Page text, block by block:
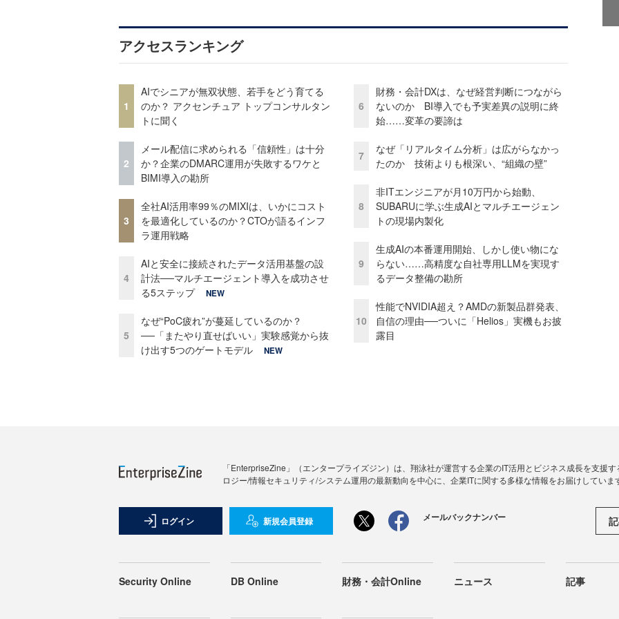
アクセスランキング
1
AIでシニアが無双状態、若手をどう育てる
のか？ アクセンチュア トップコンサルタン
トに聞く
2
メール配信に求められる「信頼性」は十分
か？企業のDMARC運用が失敗するワケと
BIMI導入の勘所
3
全社AI活用率99％のMIXIは、いかにコスト
を最適化しているのか？CTOが語るインフ
ラ運用戦略
4
AIと安全に接続されたデータ活用基盤の設
計法──マルチエージェント導入を成功させ
る5ステップ
NEW
5
なぜ“PoC疲れ”が蔓延しているのか？
──「またやり直せばいい」実験感覚から抜
け出す5つのゲートモデル
NEW
6
財務・会計DXは、なぜ経営判断につながら
ないのか BI導入でも予実差異の説明に終
始……変革の要諦は
7
なぜ「リアルタイム分析」は広がらなかっ
たのか 技術よりも根深い、“組織の壁”
8
非ITエンジニアが月10万円から始動、
SUBARUに学ぶ生成AIとマルチエージェン
トの現場内製化
9
生成AIの本番運用開始、しかし使い物にな
らない……高精度な自社専用LLMを実現す
るデータ整備の勘所
10
性能でNVIDIA超え？AMDの新製品群発表、
自信の理由──ついに「Helios」実機もお披
露目
「EnterpriseZine」（エンタープライズジン）は、翔泳社が運営する企業のIT活用とビジネス成長を支援
ロジー/情報セキュリティ/システム運用の最新動向を中心に、企業ITに関する多様な情報をお届けしていま
ログイン 新規会員登録 メールバックナンバー
Security Online DB Online 財務・会計Online ニュース 記事